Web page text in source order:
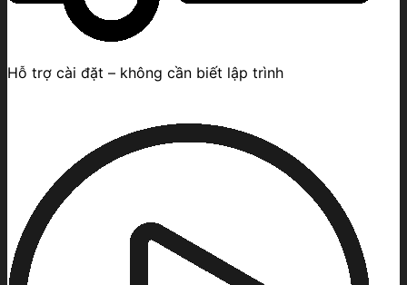
Hỗ trợ cài đặt – không cần biết lập trình